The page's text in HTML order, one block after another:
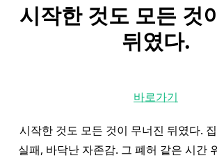
시작한 것도 모든 것
뒤였다.
바로가기
시작한 것도 모든 것이 무너진 뒤였다.
실패, 바닥난 자존감. 그 폐허 같은 시간